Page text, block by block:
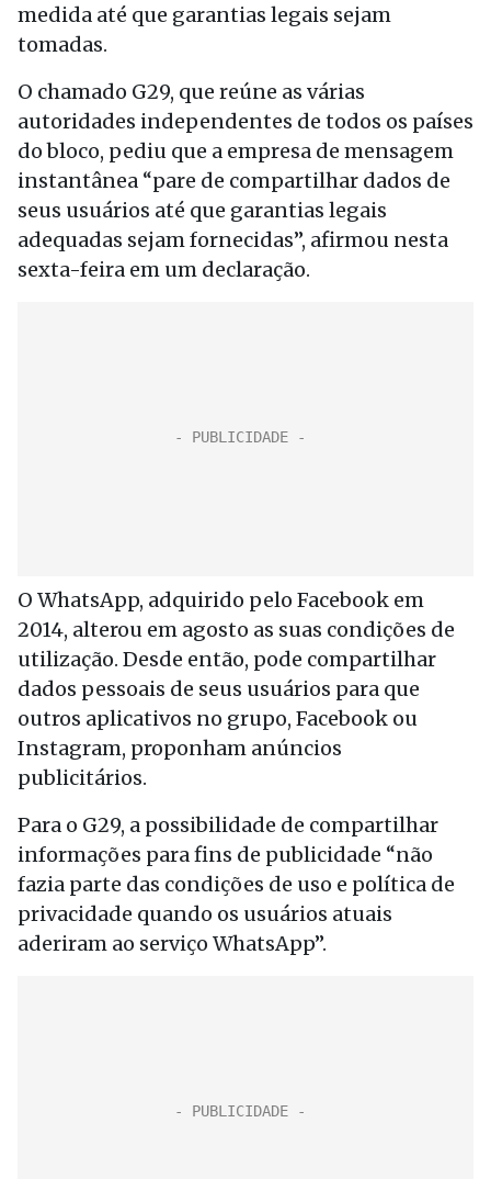
medida até que garantias legais sejam
tomadas.
O chamado G29, que reúne as várias
autoridades independentes de todos os países
do bloco, pediu que a empresa de mensagem
instantânea “pare de compartilhar dados de
seus usuários até que garantias legais
adequadas sejam fornecidas”, afirmou nesta
sexta-feira em um declaração.
O WhatsApp, adquirido pelo Facebook em
2014, alterou em agosto as suas condições de
utilização. Desde então, pode compartilhar
dados pessoais de seus usuários para que
outros aplicativos no grupo, Facebook ou
Instagram, proponham anúncios
publicitários.
Para o G29, a possibilidade de compartilhar
informações para fins de publicidade “não
fazia parte das condições de uso e política de
privacidade quando os usuários atuais
aderiram ao serviço WhatsApp”.